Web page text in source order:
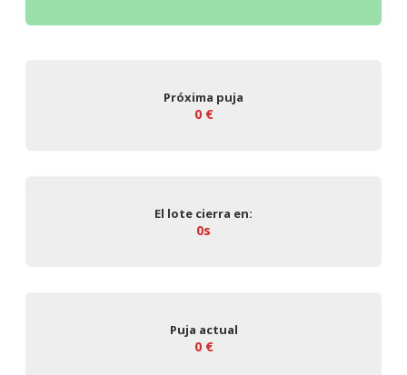
Próxima puja
0 €
El lote cierra en:
0s
Puja actual
0 €